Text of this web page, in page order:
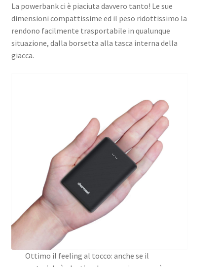
La powerbank ci è piaciuta davvero tanto! Le sue
dimensioni compattissime ed il peso ridottissimo la
rendono facilmente trasportabile in qualunque
situazione, dalla borsetta alla tasca interna della
giacca.
Ottimo il feeling al tocco: anche se il